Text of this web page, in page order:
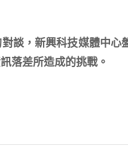
談，新興科技媒體中心
落差所造成的挑戰。